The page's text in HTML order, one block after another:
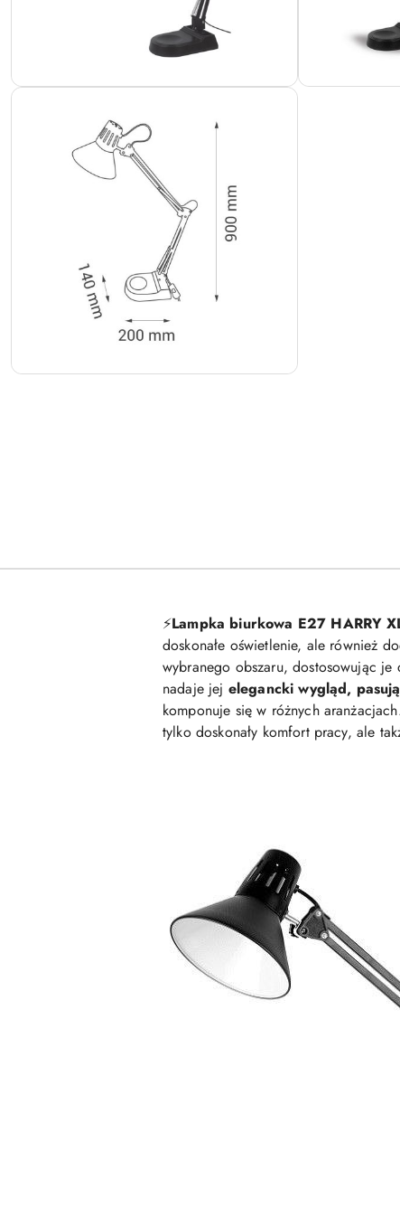
⚡️Lampka biurkowa E27 HARRY
doskonałe oświetlenie, ale również
wybranego obszaru, dostosowując
nadaje jej elegancki wygląd,
komponuje się w różnych
tylko doskonały komfort pracy, ale